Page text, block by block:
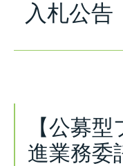
入札公告
【公募
進業務委